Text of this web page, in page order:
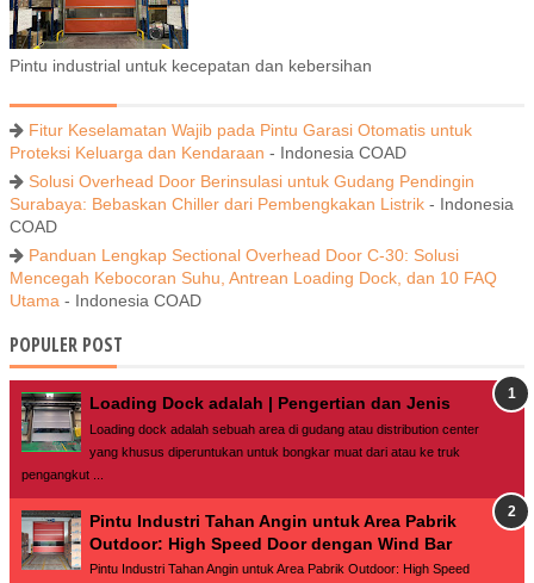
Pintu industrial untuk kecepatan dan kebersihan
Fitur Keselamatan Wajib pada Pintu Garasi Otomatis untuk
Proteksi Keluarga dan Kendaraan - Indonesia COAD
Solusi Overhead Door Berinsulasi untuk Gudang Pendingin
Surabaya: Bebaskan Chiller dari Pembengkakan Listrik - Indonesia
COAD
Panduan Lengkap Sectional Overhead Door C-30: Solusi
Mencegah Kebocoran Suhu, Antrean Loading Dock, dan 10 FAQ
Utama - Indonesia COAD
POPULER POST
Loading Dock adalah | Pengertian dan Jenis
Loading dock adalah sebuah area di gudang atau distribution center
yang khusus diperuntukan untuk bongkar muat dari atau ke truk
pengangkut ...
Pintu Industri Tahan Angin untuk Area Pabrik
Outdoor: High Speed Door dengan Wind Bar
Pintu Industri Tahan Angin untuk Area Pabrik Outdoor: High Speed